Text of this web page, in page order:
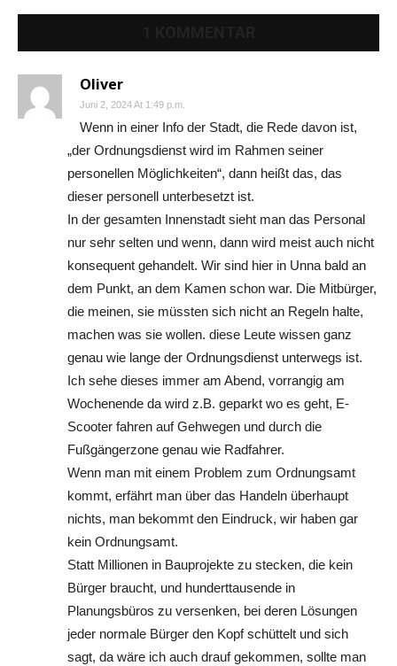
Oliver
Juni 2, 2024 At 1:49 p.m.
Wenn in einer Info der Stadt, die Rede davon ist,
„der Ordnungsdienst wird im Rahmen seiner
personellen Möglichkeiten“, dann heißt das, das
dieser personell unterbesetzt ist.
In der gesamten Innenstadt sieht man das Personal
nur sehr selten und wenn, dann wird meist auch nicht
konsequent gehandelt. Wir sind hier in Unna bald an
dem Punkt, an dem Kamen schon war. Die Mitbürger,
die meinen, sie müssten sich nicht an Regeln halte,
machen was sie wollen. diese Leute wissen ganz
genau wie lange der Ordnungsdienst unterwegs ist.
Ich sehe dieses immer am Abend, vorrangig am
Wochenende da wird z.B. geparkt wo es geht, E-
Scooter fahren auf Gehwegen und durch die
Fußgängerzone genau wie Radfahrer.
Wenn man mit einem Problem zum Ordnungsamt
kommt, erfährt man über das Handeln überhaupt
nichts, man bekommt den Eindruck, wir haben gar
kein Ordnungsamt.
Statt Millionen in Bauprojekte zu stecken, die kein
Bürger braucht, und hunderttausende in
Planungsbüros zu versenken, bei deren Lösungen
jeder normale Bürger den Kopf schüttelt und sich
sagt, da wäre ich auch drauf gekommen, sollte man